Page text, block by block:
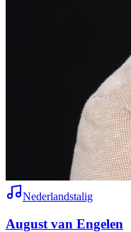
Nederlandstalig
August van Engelen